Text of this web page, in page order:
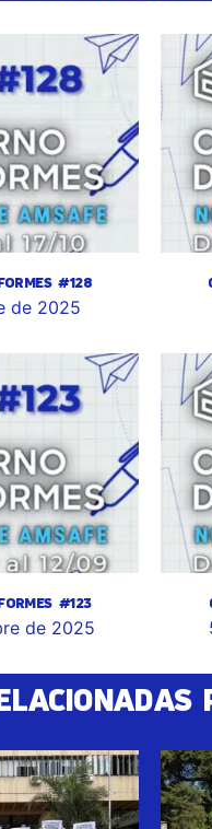
#128
de 2025
#123
de 2025